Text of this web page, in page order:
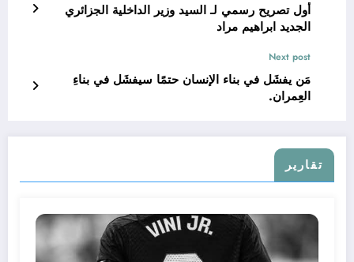
أول تصريح رسمي لـ السيد وزير الداخلية الجزائري
الجديد ابراهيم مراد
Next post
مَن يفشَل في بناء الإنسان حتمًا سيفشَل في بناءِ
العِمران.
تقارير